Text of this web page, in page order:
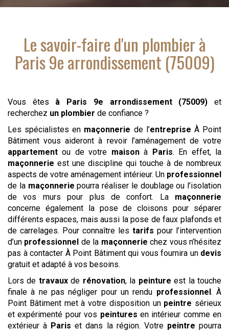
Le savoir-faire d'un plombierà
Paris 9e arrondissement (75009)
Vous êtes à Paris 9e arrondissement (75009) et
recherchez un plombier de confiance ?
Les spécialistes en maçonnerie de l’entreprise À Point
Bâtiment vous aideront à revoir l’aménagement de votre
appartement ou de votre maisonà Paris. En effet, la
maçonnerie est une discipline qui touche à de nombreux
aspects de votre aménagement intérieur. Un professionnel
de la maçonnerie pourra réaliser le doublage ou l’isolation
de vos murs pour plus de confort. La maçonnerie
concerne également la pose de cloisons pour séparer
différents espaces, mais aussi la pose de faux plafonds et
de carrelages. Pour connaître les tarifs pour l’intervention
d’un professionnel de la maçonnerie chez vous n’hésitez
pas à contacter À Point Bâtiment qui vous fournira un devis
gratuit et adapté à vos besoins.
Lors de travauxde rénovation, la peinture est la touche
finale à ne pas négliger pour un rendu professionnel. À
Point Bâtiment met à votre disposition un peintre sérieux
et expérimenté pour vos peintures en intérieur comme en
extérieur à Paris et dans la région. Votre peintre pourra